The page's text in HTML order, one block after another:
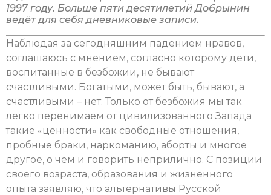
1997 году. Больше пяти десятилетий Добрынин
ведёт для себя дневниковые записи.
Наблюдая за сегодняшним падением нравов,
соглашаюсь с мнением, согласно которому дети,
воспитанные в безбожии, не бывают
счастливыми. Богатыми, может быть, бывают, а
счастливыми – нет. Только от безбожия мы так
легко перенимаем от цивилизованного Запада
такие «ценности» как свободные отношения,
пробные браки, наркоманию, аборты и многое
другое, о чём и говорить неприлично. С позиции
своего возраста, образования и жизненного
опыта заявляю, что альтернативы Русской